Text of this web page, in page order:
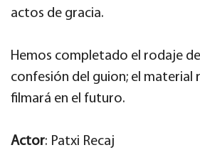
actos de gracia.
Hemos completado el rodaje de
confesión del guion; el material
filmará en el futuro.
Actor: Patxi Recaj